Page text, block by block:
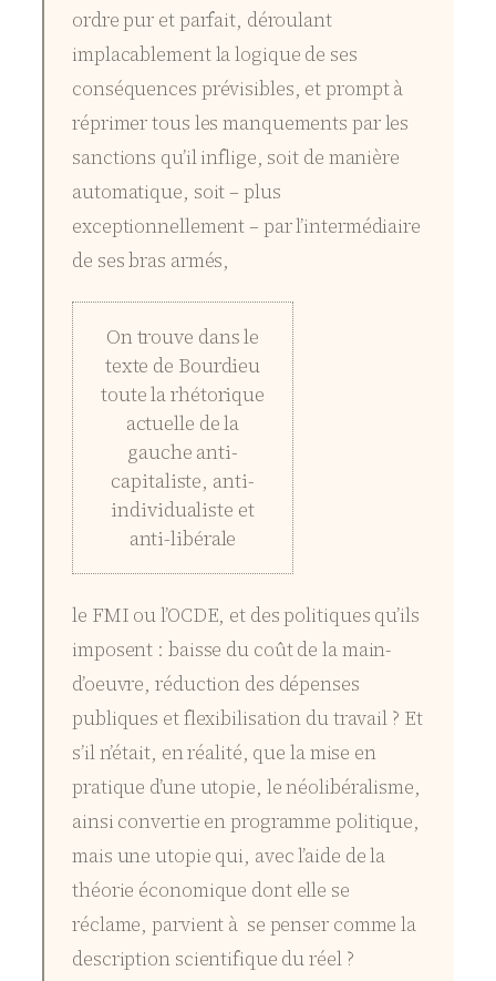
ordre pur et parfait, déroulant
implacablement la logique de ses
conséquences prévisibles, et prompt à
réprimer tous les manquements par les
sanctions qu’il inflige, soit de manière
automatique, soit – plus
exceptionnellement – par l’intermédiaire
de ses bras armés,
On trouve dans le
texte de Bourdieu
toute la rhétorique
actuelle de la
gauche anti-
capitaliste, anti-
individualiste et
anti-libérale
le FMI ou l’OCDE, et des politiques qu’ils
imposent : baisse du coût de la main-
d’oeuvre, réduction des dépenses
publiques et flexibilisation du travail ? Et
s’il n’était, en réalité, que la mise en
pratique d’une utopie, le néolibéralisme,
ainsi convertie en programme politique,
mais une utopie qui, avec l’aide de la
théorie économique dont elle se
réclame, parvient à se penser comme la
description scientifique du réel ?